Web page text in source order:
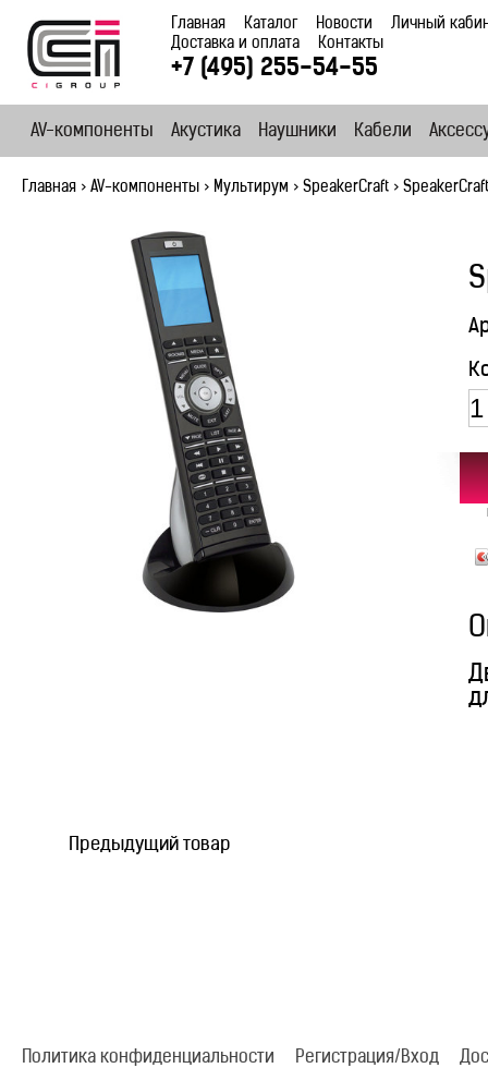
Главная Каталог Новости
Личный
Доставка и оплата
Контакты
+7 (495) 255-54-55
AV-компоненты Акустика Наушники Кабели
Главная > AV-компоненты > Мультирум > SpeakerCraft >
Предыдущий товар
Политика конфиденциальности Регистрация/Вход